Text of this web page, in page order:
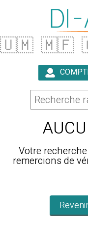
🇺🇲 🇲🇫
Votre
remercions de